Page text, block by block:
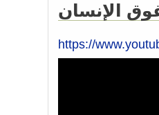
الإنسان
https://